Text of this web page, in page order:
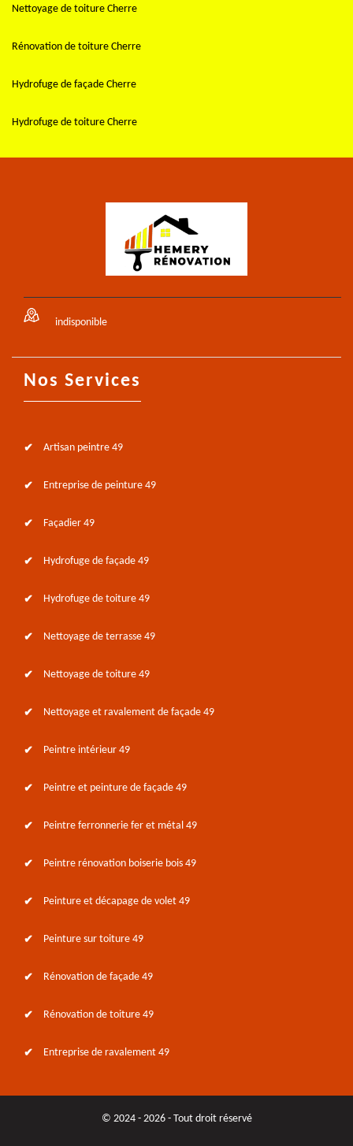
Nettoyage de toiture Cherre
Rénovation de toiture Cherre
Hydrofuge de façade Cherre
Hydrofuge de toiture Cherre
indisponible
Nos Services
Artisan peintre 49
Entreprise de peinture 49
Façadier 49
Hydrofuge de façade 49
Hydrofuge de toiture 49
Nettoyage de terrasse 49
Nettoyage de toiture 49
Nettoyage et ravalement de façade 49
Peintre intérieur 49
Peintre et peinture de façade 49
Peintre ferronnerie fer et métal 49
Peintre rénovation boiserie bois 49
Peinture et décapage de volet 49
Peinture sur toiture 49
Rénovation de façade 49
Rénovation de toiture 49
Entreprise de ravalement 49
© 2024 - 2026 - Tout droit réservé